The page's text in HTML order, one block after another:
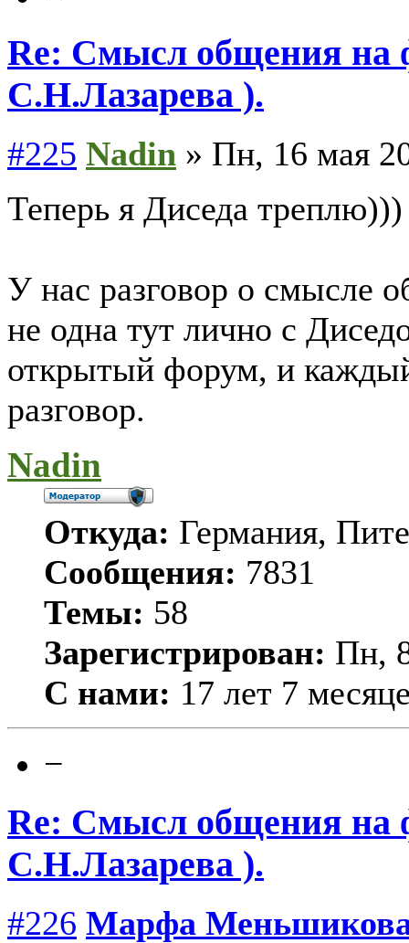
Re: Смысл общения на
С.Н.Лазарева ).
#225 Nadin » Пн, 16 мая
Теперь я Диседа
У нас разговор о смысле
не одна тут лично с
открытый форум, и
разговор.
Nadin
Откуда: Германия,
Сообщения: 7831
Темы: 58
Зарегистрирован: Пн,
С нами: 17 лет 7
−
Re: Смысл общения на
С.Н.Лазарева ).
#226 Марфа